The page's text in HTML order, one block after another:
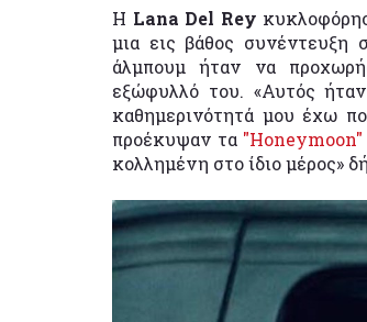
Η Lana Del Rey
μια εις βάθος
άλμπουμ ήταν να
εξώφυλλό του. «Αυτός
καθημερινότητά μου έχω
προέκυψαν τα "Honeymoon"
κολλημένη στο ίδιο μέρος»